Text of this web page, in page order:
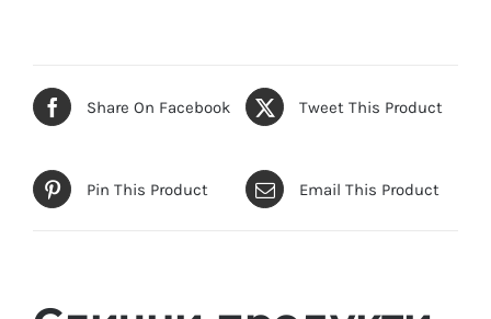
Share On Facebook Tweet This Product
Pin This Product Email This Product